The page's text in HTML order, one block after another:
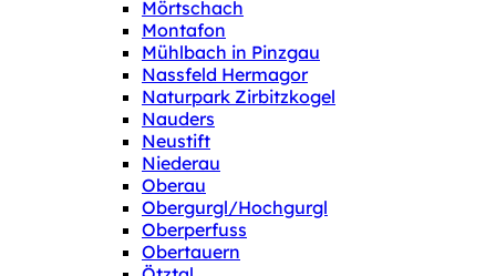
Mörtschach
Montafon
Mühlbach in Pinzgau
Nassfeld Hermagor
Naturpark Zirbitzkogel
Nauders
Neustift
Niederau
Oberau
Obergurgl/Hochgurgl
Oberperfuss
Obertauern